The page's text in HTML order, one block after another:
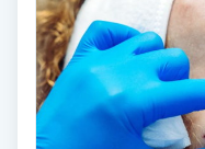
Gel naglar
Gelenaglar